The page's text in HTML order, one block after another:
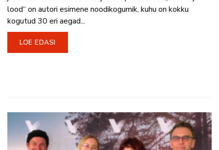
lood“ on autori esimene noodikogumik, kuhu on kokku
kogutud 30 eri aegad...
LOE EDASI